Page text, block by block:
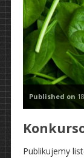
Published on
Publikujemy